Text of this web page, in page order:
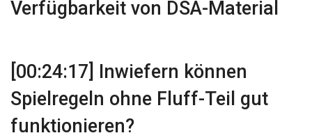
Verfügbarkeit von DSA-Material
[00:24:17] Inwiefern können
Spielregeln ohne Fluff-Teil gut
funktionieren?